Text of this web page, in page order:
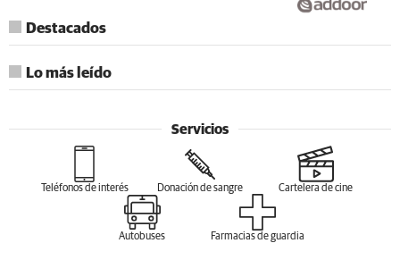
Destacados
Lo más leído
Servicios
Teléfonos de interés Donación de sangre Cartelera de cine
Autobuses Farmacias de guardia